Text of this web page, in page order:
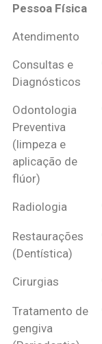
Pessoa Física
Coberturas
Pessoa Física
Atendimento
Consultas e
Diagnósticos
Odontologia
Preventiva
(limpeza e
aplicação de
flúor)
Radiologia
Restaurações
(Dentística)
Cirurgias
Tratamento de
gengiva